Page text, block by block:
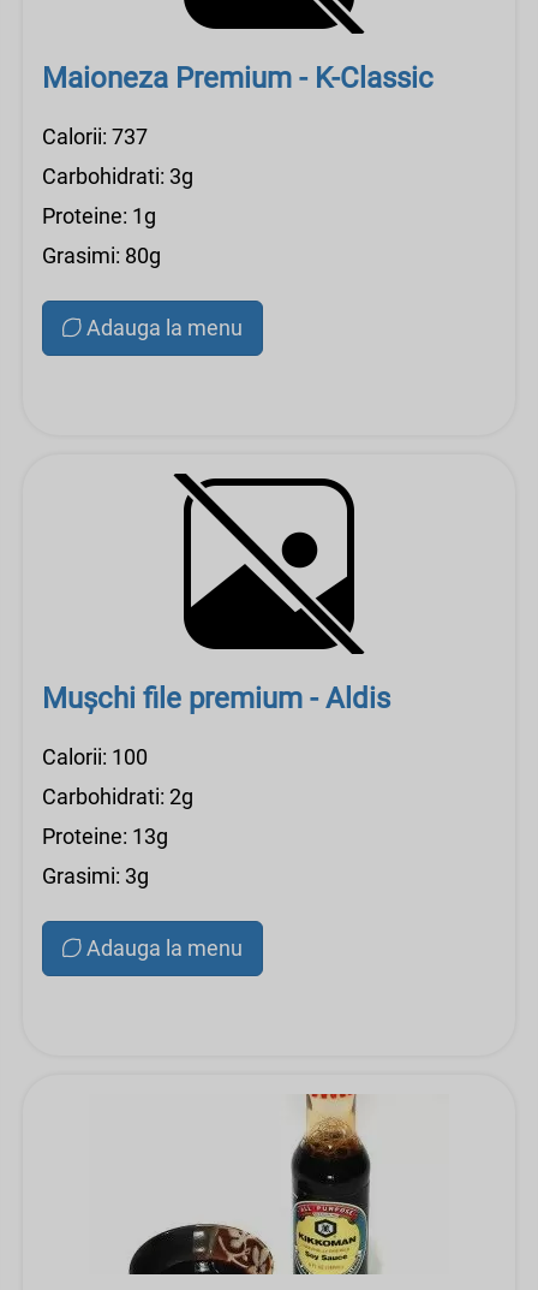
Maioneza Premium - K-Classic
Calorii: 737
Carbohidrati: 3g
Proteine: 1g
Grasimi: 80g
Adauga la menu
Mușchi file premium - Aldis
Calorii: 100
Carbohidrati: 2g
Proteine: 13g
Grasimi: 3g
Adauga la menu